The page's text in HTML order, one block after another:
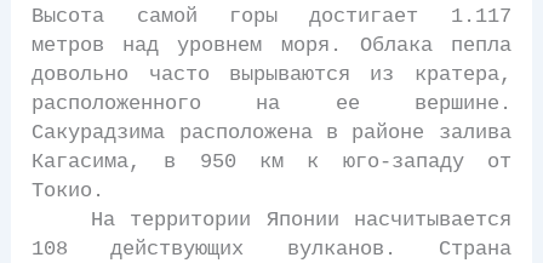
Высота самой горы достигает 1.117
метров над уровнем моря. Облака пепла
довольно часто вырываются из кратера,
расположенного на ее вершине.
Сакурадзима расположена в районе залива
Кагасима, в 950 км к юго-западу от
Токио.
На территории Японии насчитывается
108 действующих вулканов. Страна